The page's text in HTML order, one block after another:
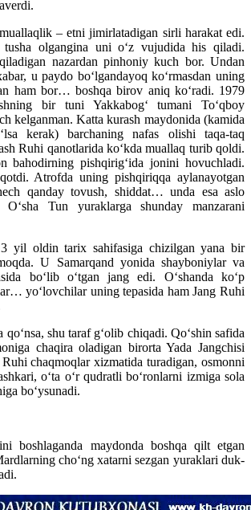
– etni jimirlatadigan sirli harakat edi.
tusha olgangina uni o‘z vujudida his qiladi.
nazardan pinhoniy kuch bor. Undan
u paydo bo‘lgandayoq ko‘rmasdan uning
ham bor… boshqa birov aniq ko‘radi. 1979
bir tuni Yakkabog‘ tumani To‘qboy
kelganman. Katta kurash maydonida (kamida
kerak) barchaning nafas olishi taqa-taq
Ruhi qanotlarida ko‘kda muallaq turib qoldi.
bahodirning pishqirig‘ida jonini hovuchladi.
Atrofda uning pishqiriqqa aylanayotgan
qanday tovush, shiddat… unda esa aslo
Tun yuraklarga shunday manzarani
yil oldin tarix sahifasiga chizilgan yana bir
U Samarqand yonida shayboniylar va
bo‘lib o‘tgan jang edi. O‘shanda ko‘p
yo‘lovchilar uning tepasida ham Jang Ruhi
shu taraf g‘olib chiqadi. Qo‘shin safida
chaqira oladigan birorta Yada Jangchisi
chaqmoqlar xizmatida turadigan, osmonni
o‘ta o‘r qudratli bo‘ronlarni izmiga sola
bo‘ysunadi.
boshlaganda maydonda boshqa qilt etgan
cho‘ng xatarni sezgan yuraklari duk-